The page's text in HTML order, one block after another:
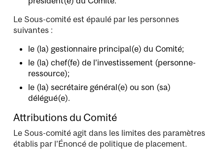
Le Sous-comité est épaulé par les personnes
suivantes :
le (la) gestionnaire principal(e) du Comité;
le (la) chef(fe) de l’investissement (personne-
ressource);
le (la) secrétaire général(e) ou son (sa)
délégué(e).
Attributions du Comité
Le Sous-comité agit dans les limites des paramètres
établis par l’Énoncé de politique de placement.